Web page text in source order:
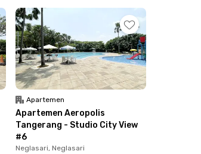
Apartemen
Apartemen Aeropolis
Tangerang - Studio City View
#6
Neglasari, Neglasari